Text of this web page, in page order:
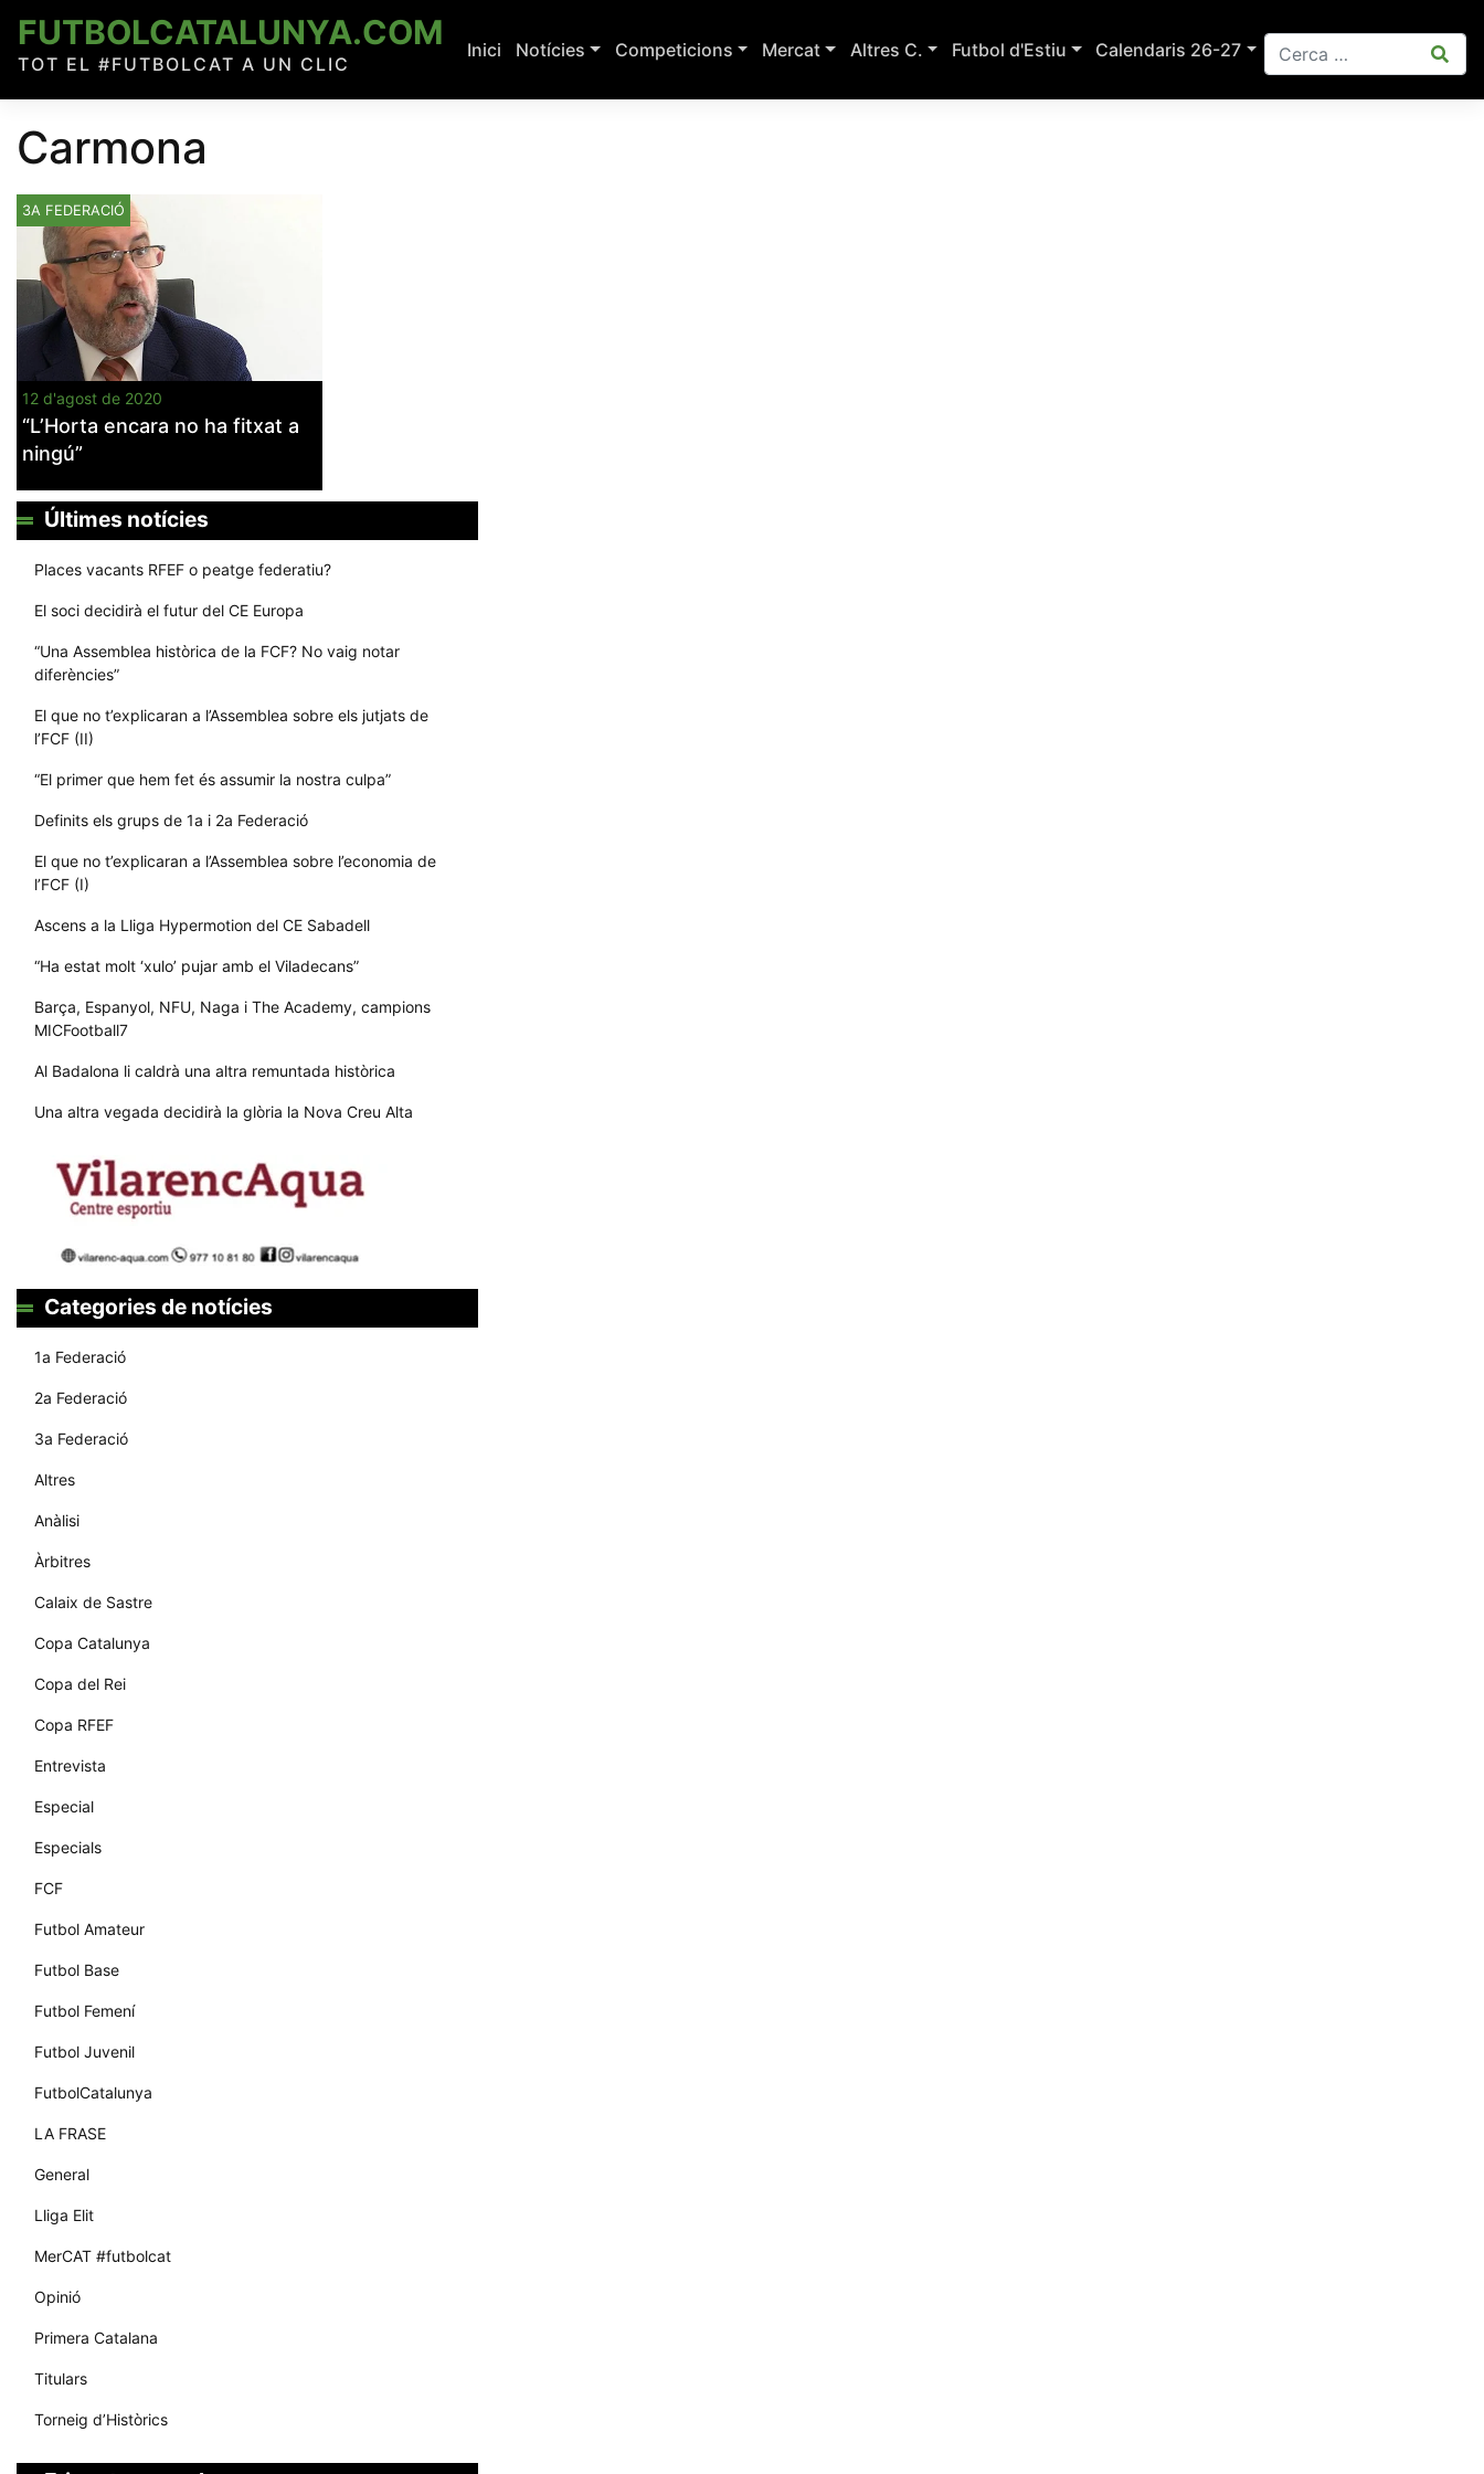
content
FUTBOLCATALUNYA.COM
TOT EL #FUTBOLCAT A UN CLIC
Inici Notícies Competicions Mercat Altres C. Futbol d'Estiu Calendaris 26-27
Carmona
3A FEDERACIÓ
12 d'agost de 2020
“L’Horta encara no ha fitxat a
ningú”
Últimes notícies
Places vacants RFEF o peatge federatiu?
El soci decidirà el futur del CE Europa
“Una Assemblea històrica de la FCF? No vaig notar
diferències”
El que no t’explicaran a l’Assemblea sobre els jutjats de
l’FCF (II)
“El primer que hem fet és assumir la nostra culpa”
Definits els grups de 1a i 2a Federació
El que no t’explicaran a l’Assemblea sobre l’economia de
l’FCF (I)
Ascens a la Lliga Hypermotion del CE Sabadell
“Ha estat molt ‘xulo’ pujar amb el Viladecans”
Barça, Espanyol, NFU, Naga i The Academy, campions
MICFootball7
Al Badalona li caldrà una altra remuntada històrica
Una altra vegada decidirà la glòria la Nova Creu Alta
Categories de notícies
1a Federació
2a Federació
3a Federació
Altres
Anàlisi
Àrbitres
Calaix de Sastre
Copa Catalunya
Copa del Rei
Copa RFEF
Entrevista
Especial
Especials
FCF
Futbol Amateur
Futbol Base
Futbol Femení
Futbol Juvenil
FutbolCatalunya
LA FRASE
General
Lliga Elit
MerCAT #futbolcat
Opinió
Primera Catalana
Titulars
Torneig d’Històrics